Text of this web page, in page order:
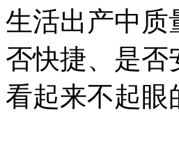
生活出产中质
否快捷、是否
看起来不起眼